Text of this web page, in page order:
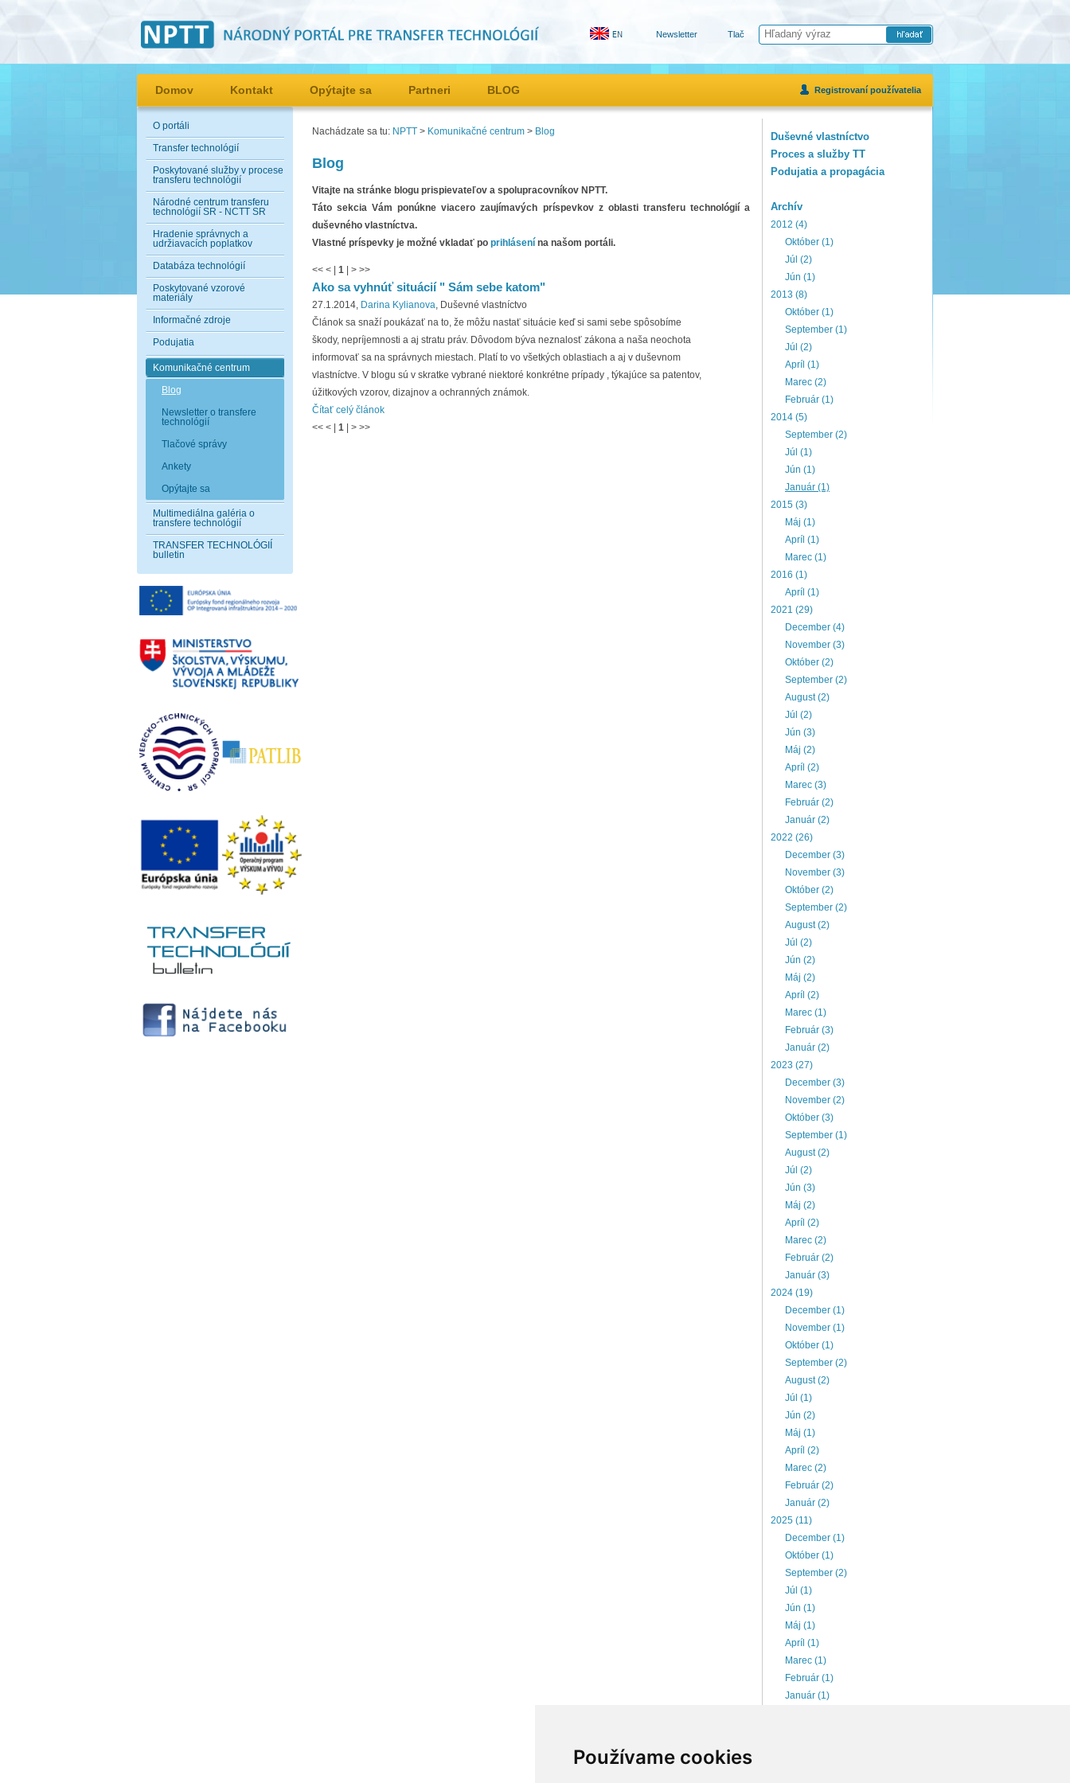
Používame cookies
Newsletter Tlač
Domov Kontakt Opýtajte sa Partneri BLOG Registrovaní používatelia
O portáli
Transfer technológií
Poskytované služby v procese
transferu technológií
Národné centrum transferu
technológií SR - NCTT SR
Hradenie správnych a
udržiavacích poplatkov
Databáza technológií
Poskytované vzorové
materiály
Informačné zdroje
Podujatia
Komunikačné centrum
Blog
Newsletter o transfere
technológií
Tlačové správy
Ankety
Opýtajte sa
Multimediálna galéria o
transfere technológií
TRANSFER TECHNOLÓGIÍ
bulletin
Nachádzate sa tu: NPTT > Komunikačné centrum > Blog
Blog
Vitajte na stránke blogu prispievateľov a spolupracovníkov NPTT.
Táto sekcia Vám ponúkne viacero zaujímavých príspevkov z oblasti transferu technológií a
duševného vlastníctva.
Vlastné príspevky je možné vkladať po prihlásení na našom portáli.
<< < 1 > >>
Ako sa vyhnúť situácií " Sám sebe katom"
27.1.2014, Darina Kylianova, Duševné vlastníctvo
Článok sa snaží poukázať na to, že môžu nastať situácie keď si sami sebe spôsobíme
škody, nepríjemnosti a aj stratu práv. Dôvodom býva neznalosť zákona a naša neochota
informovať sa na správnych miestach. Platí to vo všetkých oblastiach a aj v duševnom
vlastníctve. V blogu sú v skratke vybrané niektoré konkrétne prípady , týkajúce sa patentov,
úžitkových vzorov, dizajnov a ochranných známok.
Čítať celý článok
<< < 1 > >>
Duševné vlastníctvo
Proces a služby TT
Podujatia a propagácia
Archív
2012 (4)
Október (1)
Júl (2)
Jún (1)
2013 (8)
Október (1)
September (1)
Júl (2)
Apríl (1)
Marec (2)
Február (1)
2014 (5)
September (2)
Júl (1)
Jún (1)
Január (1)
2015 (3)
Máj (1)
Apríl (1)
Marec (1)
2016 (1)
Apríl (1)
2021 (29)
December (4)
November (3)
Október (2)
September (2)
August (2)
Júl (2)
Jún (3)
Máj (2)
Apríl (2)
Marec (3)
Február (2)
Január (2)
2022 (26)
December (3)
November (3)
Október (2)
September (2)
August (2)
Júl (2)
Jún (2)
Máj (2)
Apríl (2)
Marec (1)
Február (3)
Január (2)
2023 (27)
December (3)
November (2)
Október (3)
September (1)
August (2)
Júl (2)
Jún (3)
Máj (2)
Apríl (2)
Marec (2)
Február (2)
Január (3)
2024 (19)
December (1)
November (1)
Október (1)
September (2)
August (2)
Júl (1)
Jún (2)
Máj (1)
Apríl (2)
Marec (2)
Február (2)
Január (2)
2025 (11)
December (1)
Október (1)
September (2)
Júl (1)
Jún (1)
Máj (1)
Apríl (1)
Marec (1)
Február (1)
Január (1)